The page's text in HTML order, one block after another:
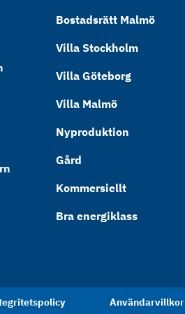
Bostadsrätt Malmö
Villa Stockholm
Villa Göteborg
Villa Malmö
Nyproduktion
Gård
Kommersiellt
Bra energiklass
Användarvillkor